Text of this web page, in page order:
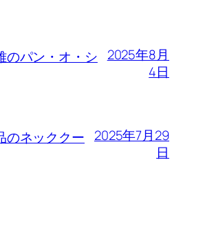
のパン・オ・シ
2025年8月
4日
のネッククー
2025年7月29
日